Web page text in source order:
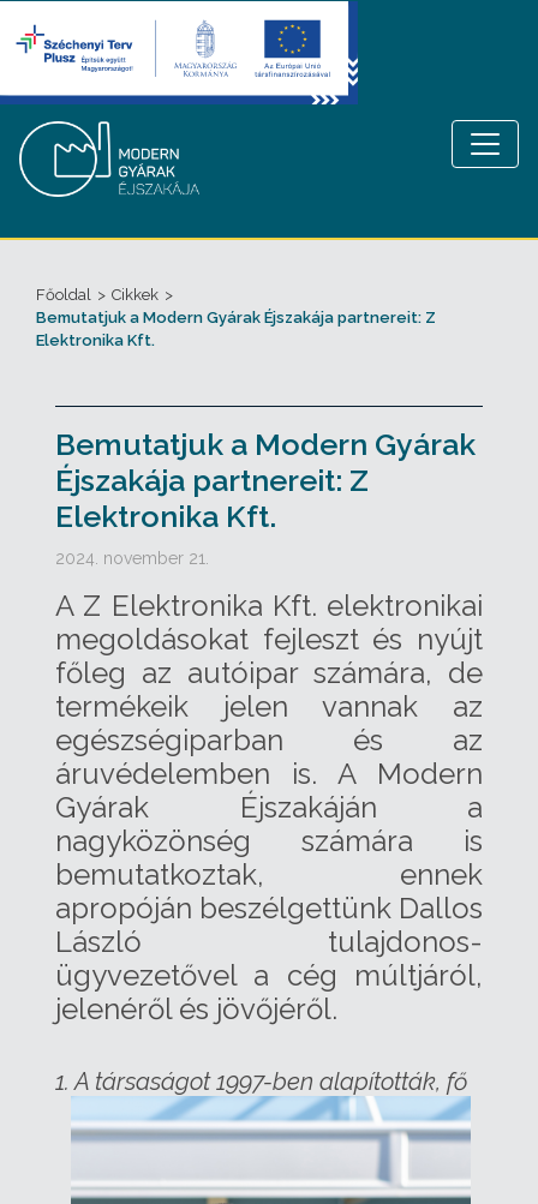
Főoldal > Cikkek >
Bemutatjuk a Modern Gyárak Éjszakája partnereit: Z
Elektronika Kft.
Bemutatjuk a Modern Gyárak
Éjszakája partnereit: Z
Elektronika Kft.
2024. november 21.
A Z Elektronika Kft. elektronikai
megoldásokat fejleszt és nyújt
főleg az autóipar számára, de
termékeik jelen vannak az
egészségiparban és az
áruvédelemben is. A Modern
Gyárak Éjszakáján a
nagyközönség számára is
bemutatkoztak, ennek
apropóján beszélgettünk Dallos
László tulajdonos-
ügyvezetővel a cég múltjáról,
jelenéről és jövőjéről.
1. A társaságot 1997-ben alapították, fő